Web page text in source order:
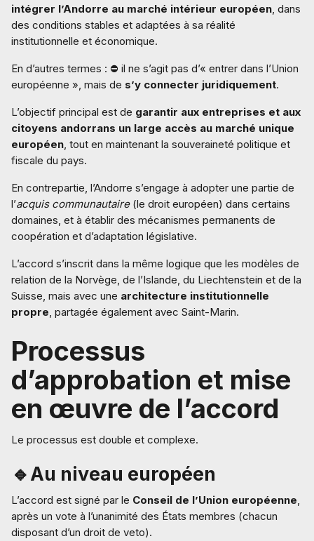
intégrer l’Andorre au marché intérieur européen, dans
des conditions stables et adaptées à sa réalité
institutionnelle et économique.
En d’autres termes : ⛔ il ne s’agit pas d’« entrer dans l’Union
européenne », mais de s’y connecter juridiquement.
L’objectif principal est de garantir aux entreprises et aux
citoyens andorrans un large accès au marché unique
européen, tout en maintenant la souveraineté politique et
fiscale du pays.
En contrepartie, l’Andorre s’engage à adopter une partie de
l’acquis communautaire(le droit européen) dans certains
domaines, et à établir des mécanismes permanents de
coopération et d’adaptation législative.
L’accord s’inscrit dans la même logique que les modèles de
relation de la Norvège, de l’Islande, du Liechtenstein et de la
Suisse, mais avec une architecture institutionnelle
propre, partagée également avec Saint-Marin.
Processus
d’approbation et mise
en œuvre de l’accord
Le processus est double et complexe.
🔹Au niveau européen
L’accord est signé par le Conseil de l’Union européenne,
après un vote à l’unanimité des États membres (chacun
disposant d’un droit de veto).